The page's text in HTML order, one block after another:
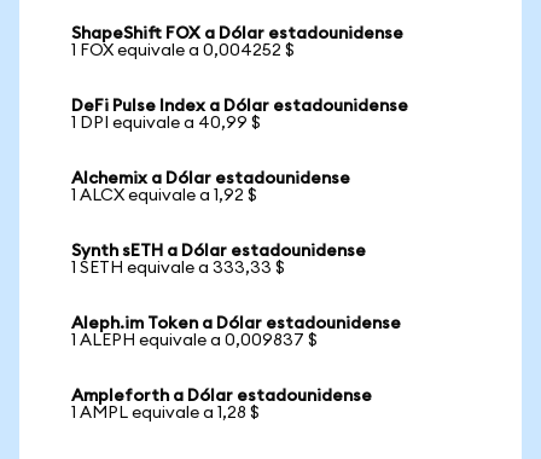
ShapeShift FOX a Dólar estadounidense
1 FOX equivale a 0,004252 $
DeFi Pulse Index a Dólar estadounidense
1 DPI equivale a 40,99 $
Alchemix a Dólar estadounidense
1 ALCX equivale a 1,92 $
Synth sETH a Dólar estadounidense
1 SETH equivale a 333,33 $
Aleph.im Token a Dólar estadounidense
1 ALEPH equivale a 0,009837 $
Ampleforth a Dólar estadounidense
1 AMPL equivale a 1,28 $